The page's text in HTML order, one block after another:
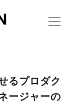
るプロダク
ージャーの